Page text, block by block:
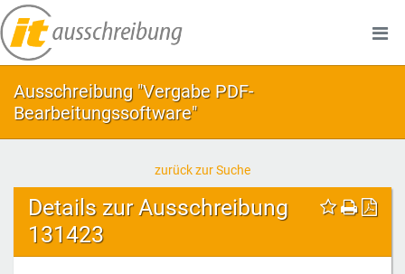
Ausschreibung "Vergabe PDF-
Bearbeitungssoftware"
zurück zur Suche
Details zur Ausschreibung
131423